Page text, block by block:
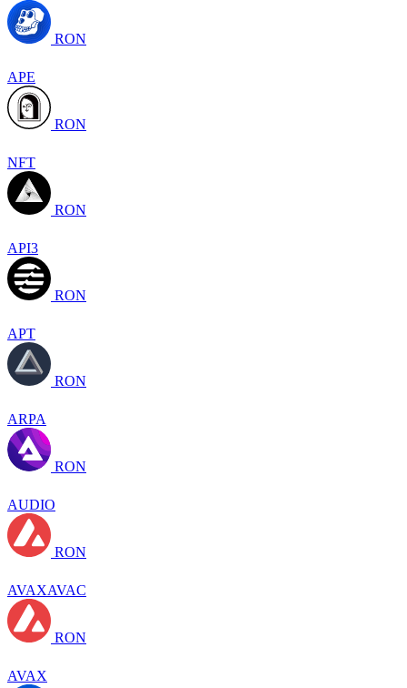
RON
APE
RON
NFT
RON
API3
RON
APT
RON
ARPA
RON
AUDIO
RON
AVAXAVAC
RON
AVAX